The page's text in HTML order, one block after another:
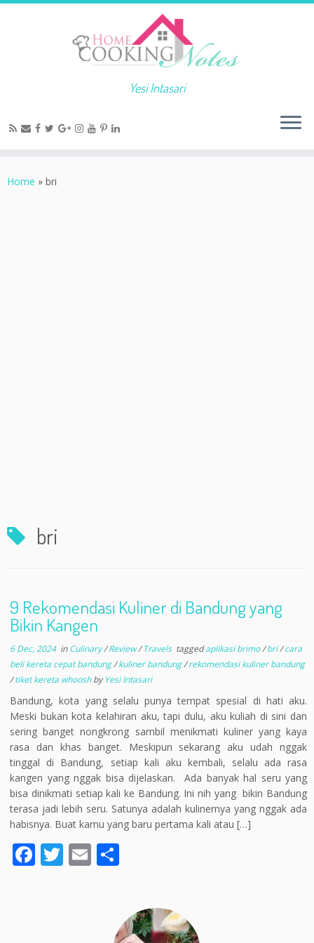
Yesi Intasari
Home » bri
bri
9 Rekomendasi Kuliner di Bandung yang
Bikin Kangen
6 Dec, 2024inCulinary/Review/Travels taggedaplikasi brimo/bri/cara
beli kereta cepat bandung/kuliner bandung/rekomendasi kuliner bandung
/tiket kereta whooshbyYesi Intasari
Bandung, kota yang selalu punya tempat spesial di hati aku.
Meski bukan kota kelahiran aku, tapi dulu, aku kuliah di sini dan
sering banget nongkrong sambil menikmati kuliner yang kaya
rasa dan khas banget. Meskipun sekarang aku udah nggak
tinggal di Bandung, setiap kali aku kembali, selalu ada rasa
kangen yang nggak bisa dijelaskan. Ada banyak hal seru yang
bisa dinikmati setiap kali ke Bandung. Ini nih yang bikin Bandung
terasa jadi lebih seru. Satunya adalah kulinernya yang nggak ada
habisnya. Buat kamu yang baru pertama kali atau […]
F T E
e